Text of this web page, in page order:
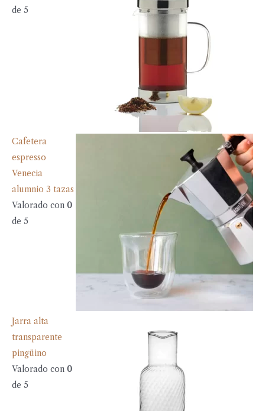
de 5
Cafetera
espresso
Venecia
alumnio 3 tazas
Valorado con 0
de 5
Jarra alta
transparente
pingüino
Valorado con 0
de 5